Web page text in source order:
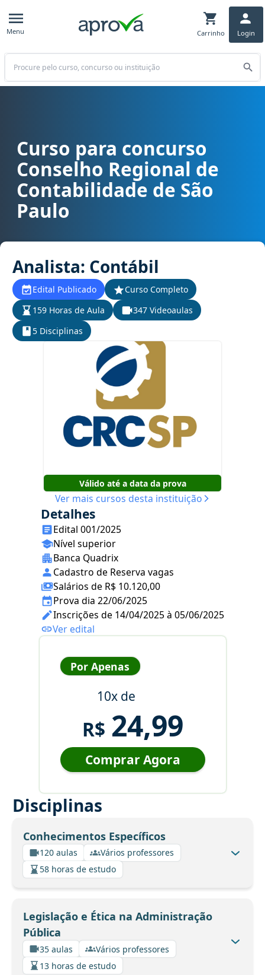
Menu Carrinho Login
Buscar
Curso para concurso CRC SP - Conselho Regional de
Curso para concurso
Conselho Regional de
Contabilidade de São
Paulo
Analista: Contábil
Edital Publicado
Curso Completo
159 Horas de Aula
347 Videoaulas
5 Disciplinas
Válido até a data da prova
Ver mais cursos desta instituição
Detalhes
Edital 001/2025
Nível superior
Banca Quadrix
Cadastro de Reserva vagas
Salários de R$ 10.120,00
Prova dia 22/06/2025
Inscrições de 14/04/2025 à 05/06/2025
Ver edital
Por Apenas
10x de
R$ 24,99
Comprar Agora
Disciplinas
Conhecimentos Específicos
120 aulas
Vários professores
58 horas de estudo
Legislação e Ética na Administração
Pública
35 aulas
Vários professores
13 horas de estudo